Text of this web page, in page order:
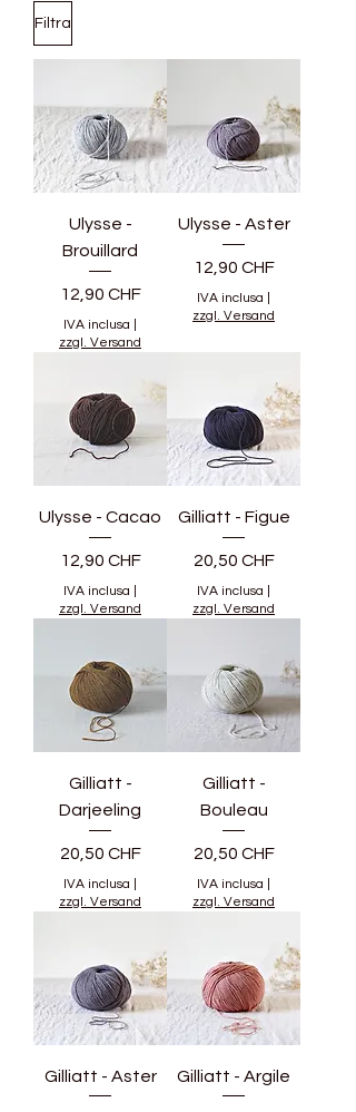
Filtra
Ulysse -
Brouillard
Prezzo
12,90 CHF
IVA inclusa
zzgl. Versand
Ulysse - Aster
Prezzo
12,90 CHF
IVA inclusa
zzgl. Versand
Ulysse - Cacao
Prezzo
12,90 CHF
IVA inclusa
zzgl. Versand
Gilliatt - Figue
Prezzo
20,50 CHF
IVA inclusa
zzgl. Versand
Gilliatt -
Darjeeling
Prezzo
20,50 CHF
IVA inclusa
zzgl. Versand
Gilliatt -
Bouleau
Prezzo
20,50 CHF
IVA inclusa
zzgl. Versand
Gilliatt - Aster Gilliatt - Argile